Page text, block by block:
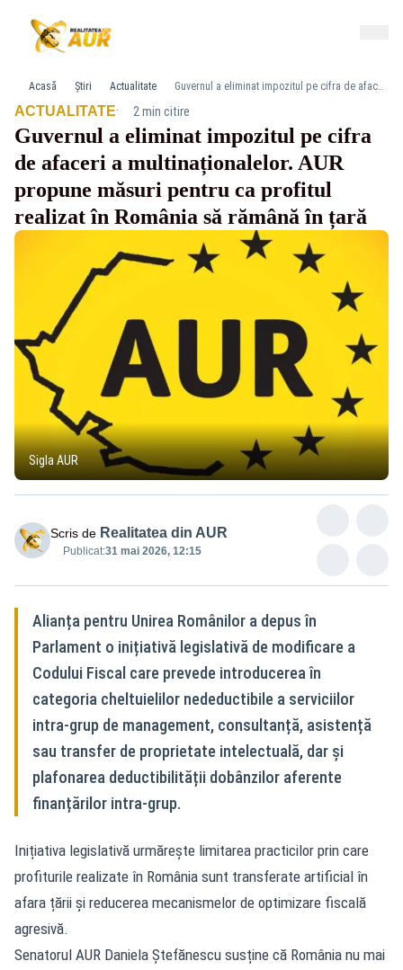
Acasă Știri Actualitate Guvernul a eliminat impozitul pe cifra de afaceri a multinaționalelor. AUR propune măsuri pentru ca profitul realizat în România să rămână în țară
ACTUALITATE· 2 min citire
Guvernul a eliminat impozitul pe cifra
de afaceri a multinaționalelor. AUR
propune măsuri pentru ca profitul
realizat în România să rămână în țară
Sigla AUR
Scris de Realitatea din AUR
Publicat:31 mai 2026, 12:15
Alianța pentru Unirea Românilor a depus în
Parlament o inițiativă legislativă de modificare a
Codului Fiscal care prevede introducerea în
categoria cheltuielilor nedeductibile a serviciilor
intra-grup de management, consultanță, asistență
sau transfer de proprietate intelectuală, dar și
plafonarea deductibilității dobânzilor aferente
finanțărilor intra-grup.
Inițiativa legislativă urmărește limitarea practicilor prin care
profiturile realizate în România sunt transferate artificial în
afara țării și reducerea mecanismelor de optimizare fiscală
agresivă.
Senatorul AUR Daniela Ștefănescu susține că România nu mai